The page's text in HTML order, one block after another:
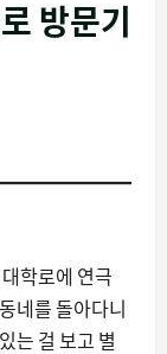
방문기
학로에 연극
네를 돌아다니
는 걸 보고 별